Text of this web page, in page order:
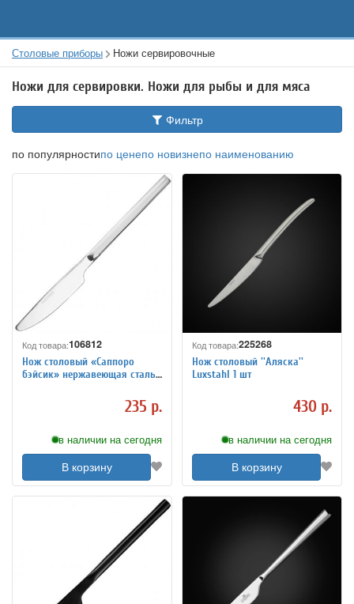
Столовые приборы Ножи сервировочные
Ножи для сервировки. Ножи для рыбы и для мяса
Фильтр
по популярностипо ценепо новизнепо наименованию
Код товара:106812
Нож столовый «Саппоро
бэйсик» нержавеющая сталь
235 р.
в наличии на сегодня
В корзину
Код товара:225268
Нож столовый ''Аляска''
Luxstahl 1 шт
430 р.
в наличии на сегодня
В корзину